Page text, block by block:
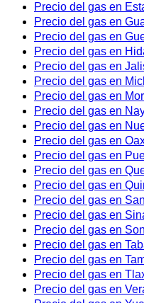
Precio del gas en
Precio del gas en
Precio del gas en
Precio del gas en
Precio del gas en
Precio del gas en
Precio del gas en
Precio del gas en
Precio del gas en
Precio del gas en
Precio del gas en
Precio del gas en
Precio del gas en
Precio del gas en
Precio del gas en
Precio del gas en
Precio del gas en
Precio del gas en
Precio del gas en
Precio del gas en